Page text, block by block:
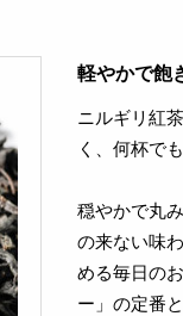
軽やかで飽
ニルギリ紅
く、何杯で
穏やかで丸
の来ない味
める毎日の
ー」の定番